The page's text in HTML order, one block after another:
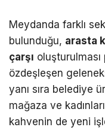
Meydanda farklı
bulunduğu, arasta
çarşı oluşturulması
özdeşleşen
yanı sıra belediye
mağaza ve
kahvenin de yeni